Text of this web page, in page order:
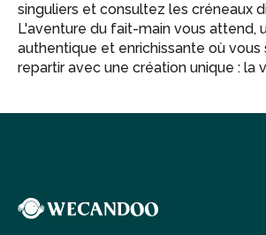
singuliers et consultez les créneaux
L'aventure du fait-main vous attend,
authentique et enrichissante où vous
repartir avec une création unique : la